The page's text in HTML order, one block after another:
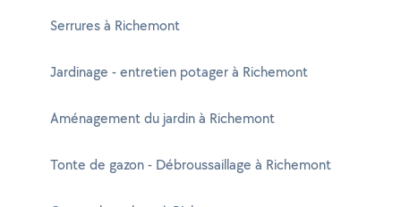
Serrures à Richemont
Jardinage - entretien potager à Richemont
Aménagement du jardin à Richemont
Tonte de gazon - Débroussaillage à Richemont